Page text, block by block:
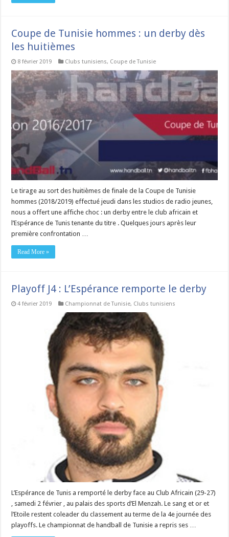
Coupe de Tunisie hommes : un derby dès
les huitièmes
8 février 2019 Clubs tunisiens, Coupe de Tunisie
Le tirage au sort des huitièmes de finale de la Coupe de Tunisie
hommes (2018/2019) effectué jeudi dans les studios de radio jeunes,
nous a offert une affiche choc : un derby entre le club africain et
l’Espérance de Tunis tenante du titre . Quelques jours après leur
première confrontation …
Read More »
Playoff J4 : L’Espérance remporte le derby
4 février 2019 Championnat de Tunisie, Clubs tunisiens
L’Espérance de Tunis a remporté le derby face au Club Africain (29-27)
, samedi 2 février , au palais des sports d’El Menzah. Le sang et or et
l’Etoile restent coleader du classement au terme de la 4e journée des
playoffs. Le championnat de handball de Tunisie a repris ses …